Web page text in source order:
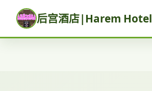
后宫酒店|Harem Hotel